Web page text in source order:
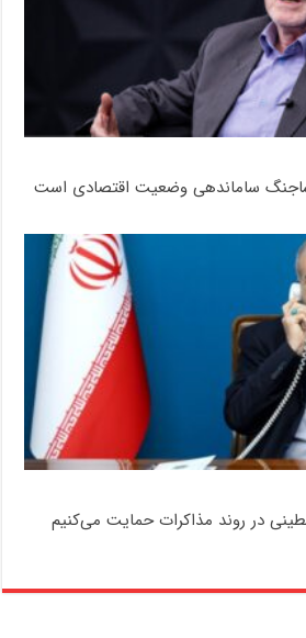
ساماندهی وضعیت اقتصادی است
در روند مذاکرات حمایت می‌کنیم